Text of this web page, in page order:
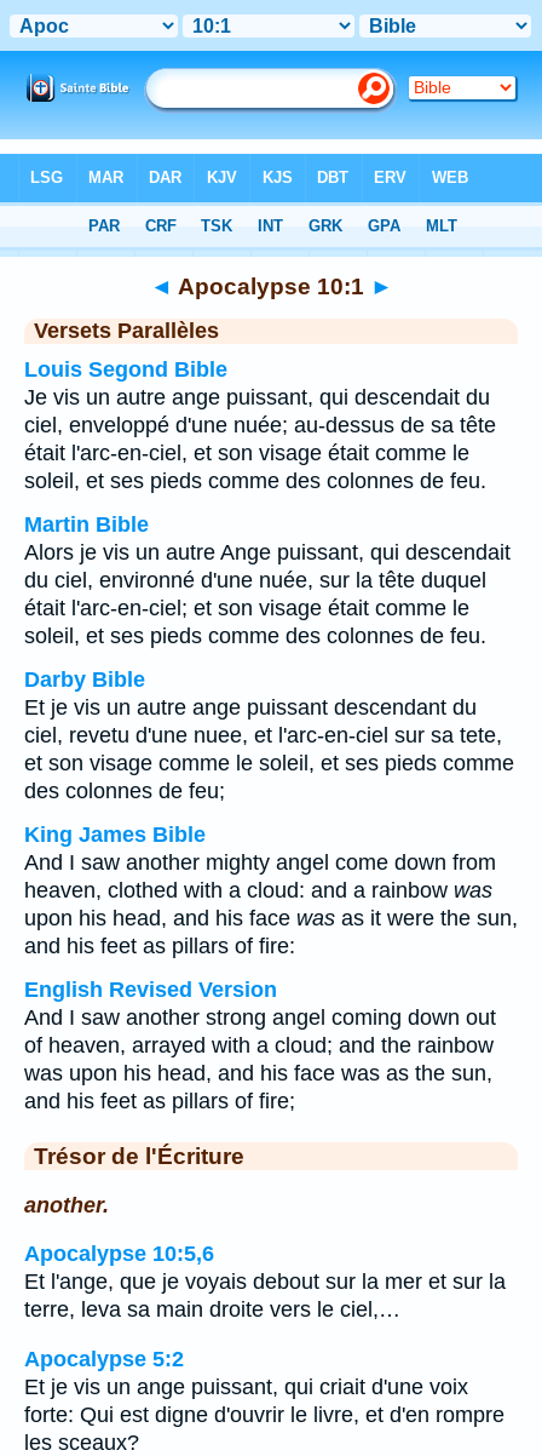
Chapitre 10 > Verset 1
◄ Apocalypse 10:1 ►
Versets Parallèles
Louis Segond Bible
Je vis un autre ange puissant, qui descendait du
ciel, enveloppé d'une nuée; au-dessus de sa tête
était l'arc-en-ciel, et son visage était comme le
soleil, et ses pieds comme des colonnes de feu.
Martin Bible
Alors je vis un autre Ange puissant, qui descendait
du ciel, environné d'une nuée, sur la tête duquel
était l'arc-en-ciel; et son visage était comme le
soleil, et ses pieds comme des colonnes de feu.
Darby Bible
Et je vis un autre ange puissant descendant du
ciel, revetu d'une nuee, et l'arc-en-ciel sur sa tete,
et son visage comme le soleil, et ses pieds comme
des colonnes de feu;
King James Bible
And I saw another mighty angel come down from
heaven, clothed with a cloud: and a rainbow was
upon his head, and his face was as it were the sun,
and his feet as pillars of fire:
English Revised Version
And I saw another strong angel coming down out
of heaven, arrayed with a cloud; and the rainbow
was upon his head, and his face was as the sun,
and his feet as pillars of fire;
Trésor de l'Écriture
another.
Apocalypse 10:5,6
Et l'ange, que je voyais debout sur la mer et sur la
terre, leva sa main droite vers le ciel,…
Apocalypse 5:2
Et je vis un ange puissant, qui criait d'une voix
forte: Qui est digne d'ouvrir le livre, et d'en rompre
les sceaux?